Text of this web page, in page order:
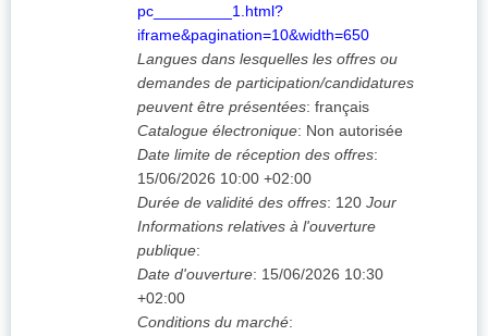
pc_________1.html?
iframe&pagination=10&width=650
Langues dans lesquelles les offres ou
demandes de participation/candidatures
peuvent être présentées: français
Catalogue électronique: Non autorisée
Date limite de réception des offres:
15/06/2026 10:00 +02:00
Durée de validité des offres: 120 Jour
Informations relatives à l'ouverture
publique:
Date d'ouverture: 15/06/2026 10:30
+02:00
Conditions du marché: